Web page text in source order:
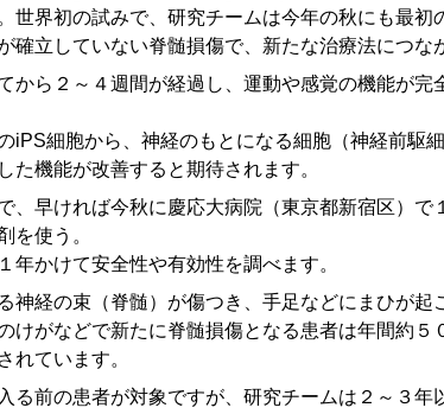
世界初の試みで、研究チームは今年の秋にも最初
確立していない脊髄損傷で、新たな治療法につな
から２～４週間が経過し、運動や感覚の機能が
iPS細胞から、神経のもとになる細胞（神経前駆
た機能が改善すると期待されます。
、早ければ今秋に慶応大病院（東京都新宿区）
を使う。
年かけて安全性や有効性を調べます。
神経の束（脊髄）が傷つき、手足などにまひが起
けがなどで新たに脊髄損傷となる患者は年間約
れています。
る前の患者が対象ですが、研究チームは２～３